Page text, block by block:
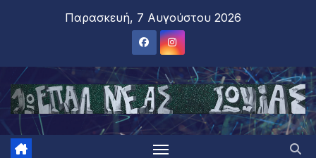
Παρασκευή, 7 Αυγούστου 2026